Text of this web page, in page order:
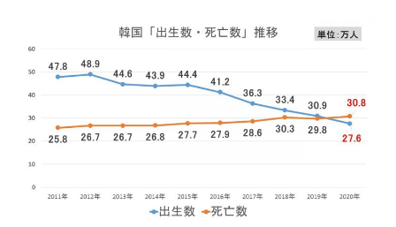
や、若者に起業させよう」⇒ どんな雇用対策だソレ。
『Money1』
【韓国の外貨準備】2026年07月は4,279億ド
ル。外平債の発行「19.4億ドル」
『Money1』
韓国「ここは北朝鮮なのか。選管がサーバ
ーにウソのデータを入力したのは明白だ」
『Money1』
言。
韓国は「中国と同じく」投資に不適格な国